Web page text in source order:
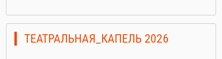
ТЕАТРАЛЬНАЯ_КАПЕЛЬ 2026